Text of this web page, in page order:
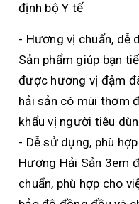
định bộ Y tế
- Hương vị chuẩn, dễ
Sản phẩm giúp bạn
được hương vị đậm
hải sản có mùi thơm
khẩu vị người tiêu
- Dễ sử dụng, phù
Hương Hải Sản 3em
chuẩn, phù hợp cho